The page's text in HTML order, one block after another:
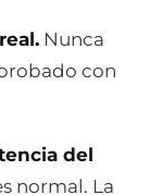
Nunca
con
del
normal. La